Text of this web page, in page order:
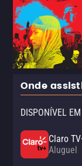
Onde
DISPONÍVEL
Claro
Aluguel